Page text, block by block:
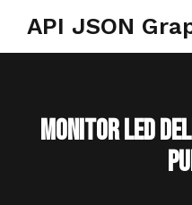
API JSON
MONITOR LED